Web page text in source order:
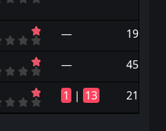
— 1949
— 45
1 | 13 219